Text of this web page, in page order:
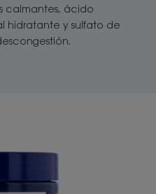
calmantes, ácido
hidratante y sulfato de
noche